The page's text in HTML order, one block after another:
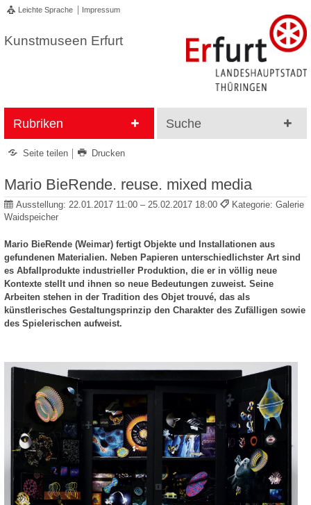
Leichte Sprache Impressum
Kunstmuseen Erfurt
Rubriken Suche
Seite teilen Drucken
Mario BieRende. reuse. mixed media
Ausstellung: 22.01.2017 11:00 – 25.02.2017 18:00
Kategorie: Galerie
Waidspeicher
Mario BieRende (Weimar) fertigt Objekte und Installationen aus
gefundenen Materialien. Neben Papieren unterschiedlichster Art sind
es Abfallprodukte industrieller Produktion, die er in völlig neue
Kontexte stellt und ihnen so neue Bedeutungen zuweist. Seine
Arbeiten stehen in der Tradition des Objet trouvé, das als
künstlerisches Gestaltungsprinzip den Charakter des Zufälligen sowie
des Spielerischen aufweist.